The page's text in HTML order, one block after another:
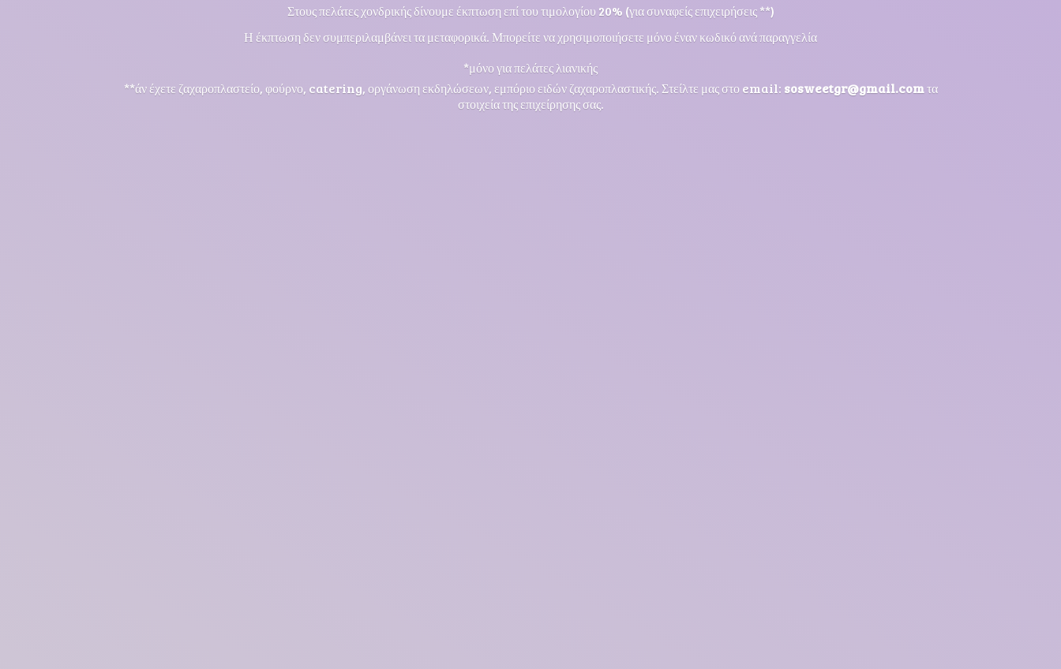
Στους πελάτες χονδρικής δίνουμε έκπτωση επί του τιμολογίου 20% (για συναφείς επιχειρήσεις **)
Η έκπτωση δεν συμπεριλαμβάνει τα μεταφορικά. Μπορείτε να χρησιμοποιήσετε μόνο έναν κωδικό ανά παραγγελία
*μόνο για πελάτες λιανικής
**άν έχετε ζαχαροπλαστείο, φούρνο, catering, οργάνωση εκδηλώσεων, εμπόριο ειδών ζαχαροπλαστικής. Στείλτε μας στο email: sosweetgr@gmail.comτα
στοιχεία της επιχείρησης σας.